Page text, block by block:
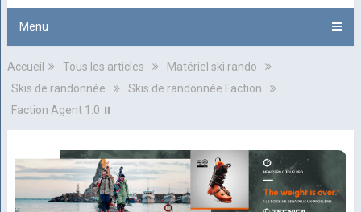
Menu
Accueil Tous les articles
Matériel ski rando
Skis de randonnée
Skis de randonnée Faction
Faction Agent 1.0 ⏸